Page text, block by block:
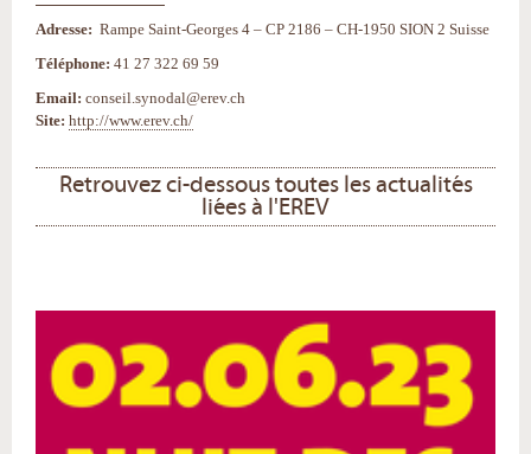
Adresse: Rampe Saint-Georges 4 – CP 2186 – CH-1950 SION 2 Suisse
Téléphone: 41 27 322 69 59
Email: conseil.synodal@erev.ch
Site: http://www.erev.ch/
Retrouvez ci-dessous toutes les actualités
liées à l'EREV